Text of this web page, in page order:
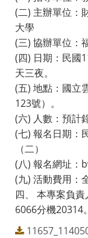
(二) 主辦單位：
大學
(三) 協辦單位：
(四) 日期：民國
天三夜。
(五) 地點：國立
123號）。
(六) 人數：預計
(七) 報名日期：
（二）
(八) 報名網址
(九) 活動費用：
四、 本專案負
6066分機20314。